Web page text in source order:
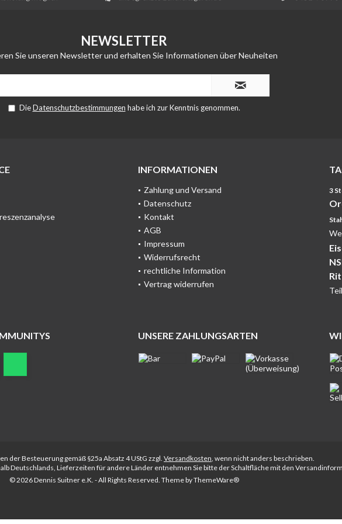
NEWSLETTER
Sie unseren Newsletter und erhalten Sie Informationen über Neuheiten
DieDatenschutzbestimmungen habe ich zur Kenntnis genommen.
INFORMATIONEN
Zahlung und Versand
Datenschutz
Kontakt
AGB
Impressum
Widerrufsrecht
rechtliche Information
Vertrag widerrufen
3
UNSERE ZAHLUNGSARTEN
der Besteuerung gemäß §25a Absatz 4 UStG zzgl. Versandkosten, wenn nicht anders beschrieben.
Deutschlands, Lieferzeiten für andere Länder entnehmen Sie bitte der Schaltfläche mit den
© 2026 Dennis Suitner e.K. - All Rights Reserved. Theme byThemeWare®